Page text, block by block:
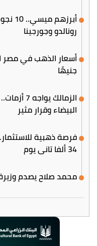
رونالدو وجورجينا
جنيهًا
الزمالك
البيضاء وقرار مثير
34 ألفا تاني يوم
محمد صلاح يصدم